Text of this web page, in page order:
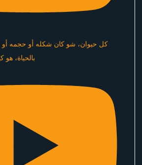
كل حيوان، شو كان شكله أو حجمه أو
بالحياة، هو